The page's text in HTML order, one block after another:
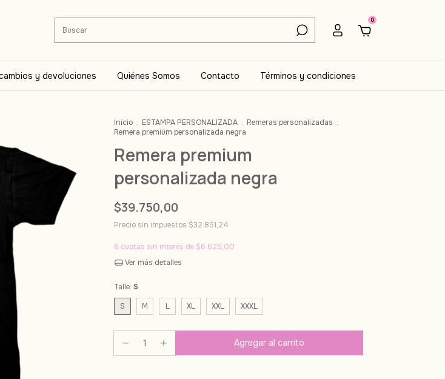
0
y devoluciones Quiénes Somos Contacto Términos y condiciones
Inicio . ESTAMPA PERSONALIZADA . Remeras personalizadas .
Remera premium personalizada negra
Remera premium
personalizada negra
$39.750,00
Precio sin impuestos $32.851,24
6 cuotas sin interés de $6.625,00
Ver más detalles
Talle: S
S
M L XL XXL XXXL